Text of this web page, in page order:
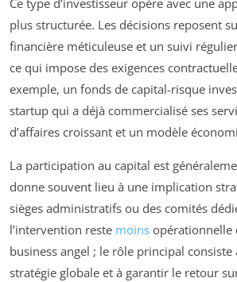
Ce type d’investisseur opère avec une
plus structurée. Les décisions reposent
financière méticuleuse et un suivi
ce qui impose des exigences
exemple, un fonds de capital-risque
startup qui a déjà commercialisé ses
d’affaires croissant et un modèle
La participation au capital est
donne souvent lieu à une implication
sièges administratifs ou des comités
l’intervention reste moins opérationnelle
business angel ; le rôle principal consiste
stratégie globale et à garantir le retour